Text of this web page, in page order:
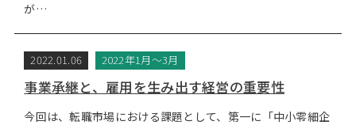
が…
2022.01.06 2022年1月～3月
事業承継と、雇用を生み出す経営の重要性
今回は、転職市場における課題として、第一に「中小零細企